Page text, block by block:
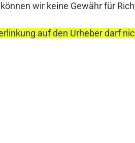
wir keine Gewähr für
auf den Urheber darf